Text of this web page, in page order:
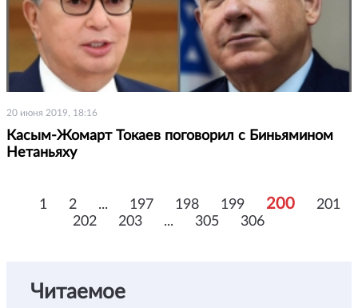
20 июня 2019, 18:16
Касым-Жомарт Токаев поговорил с Биньямином
Нетаньяху
1 2 ... 197 198 199 200
201
202
203 ... 305 306
Читаемое